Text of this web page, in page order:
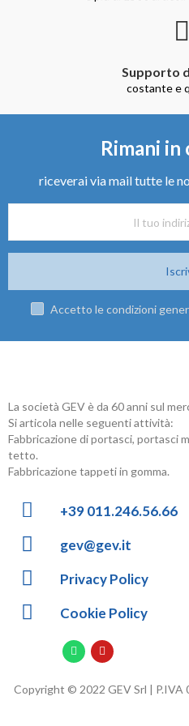
Supporto
costante e
Rimani
riceverai via mail tutte le
Accetto le condizioni
La società GEV è da 60 anni sul
Si articola nelle seguenti attività:
Fabbricazione di portasci, portasci
tetto.
Fabbricazione tappeti in gomma.
+39 011.246.56.66
gev@gev.it
Privacy Policy
Cookie Policy
Copyright © 2022 GEV Srl |